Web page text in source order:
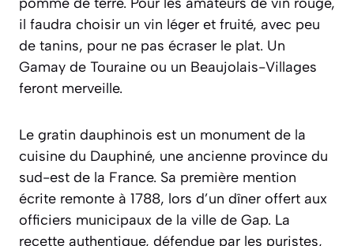
il faudra choisir un vin léger et fruité, avec peu
de tanins, pour ne pas écraser le plat. Un
Gamay de Touraine ou un Beaujolais-Villages
feront merveille.
Le gratin dauphinois est un monument de la
cuisine du Dauphiné, une ancienne province du
sud-est de la France. Sa première mention
écrite remonte à 1788, lors d’un dîner offert aux
officiers municipaux de la ville de Gap. La
recette authentique, défendue par les puristes,